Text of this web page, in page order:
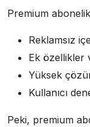
Premium
Reklamsız
Ek özellikler
Yüksek
Kullanıcı
Peki, premium